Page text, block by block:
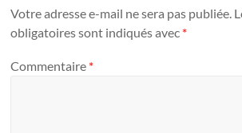
Votre adresse e-mail ne sera pas publiée.
obligatoires sont indiqués avec *
Commentaire *